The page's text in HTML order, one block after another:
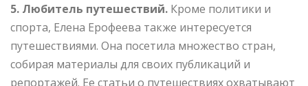
5. Любитель путешествий. Кроме политики и
спорта, Елена Ерофеева также интересуется
путешествиями. Она посетила множество стран,
собирая материалы для своих публикаций и
репортажей. Ее статьи о путешествиях охватывают